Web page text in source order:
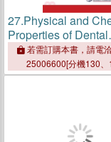
27.Physical and
Properties of Dental
Materials
若需訂購本書，請電
25006600[分機130、